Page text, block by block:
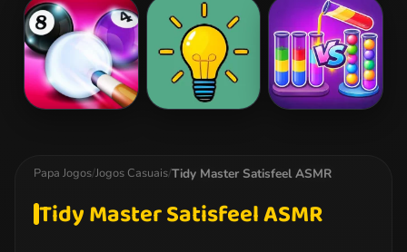
Snake to Eat Find Hidden
Cats
Car Paint
Papa Jogos/Jogos Casuais/Tidy Master Satisfeel ASMR
Tidy Master Satisfeel ASMR